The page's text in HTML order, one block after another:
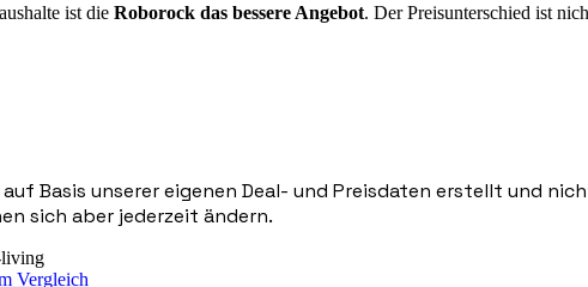
ist die Roborock das bessere Angebot. Der Preisunterschied ist
Basis unserer eigenen Deal- und Preisdaten erstellt und
sich aber jederzeit ändern.
living
Vergleich